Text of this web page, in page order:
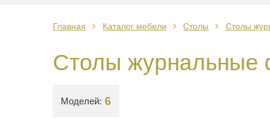
Главная Каталог мебели Столы Столы
Столы журнальные
Моделей: 6